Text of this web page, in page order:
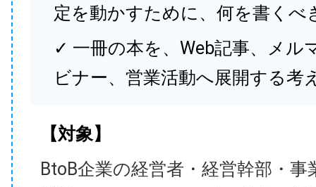
定を動かすために、何を書くべ
✓ 一冊の本を、Web記事、メル
ビナー、営業活動へ展開する考
【対象】
BtoB企業の経営者・経営幹部・事